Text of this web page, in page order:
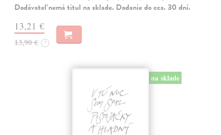
Dodávateľ nemá titul na sklade. Dodanie do cca. 30 dní.
13,21 €
13,90 € ?
na sklade